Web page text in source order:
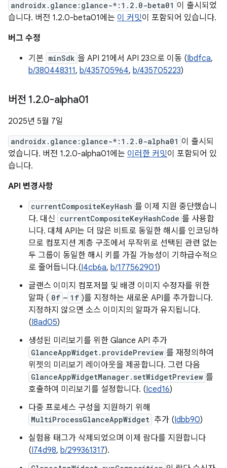
androidx.glance:glance-*:1.2.0-beta01 이 출시되었
습니다. 버전 1.2.0-beta01에는 이 커밋이 포함되어 있습니다.
버그 수정
기본 minSdk 을 API 21에서 API 23으로 이동 (Ibdfca,
b/380448311, b/435705964, b/435705223)
버전 1.2.0-alpha01
2025년 5월 7일
androidx.glance:glance-*:1.2.0-alpha01 이 출시되
었습니다. 버전 1.2.0-alpha01에는 이러한 커밋이 포함되어 있
습니다.
API 변경사항
currentCompositeKeyHash 를 이제 지원 중단했습니
다. 대신 currentCompositeKeyHashCode 를 사용합
니다. 대체 API는 더 많은 비트로 동일한 해시를 인코딩하
므로 컴포지션 계층 구조에서 무작위로 선택된 관련 없는
두 그룹이 동일한 해시 키를 가질 가능성이 기하급수적으
로 줄어듭니다.(I4cb6a, b/177562901)
글랜스 이미지 컴포저블 및 배경 이미지 수정자를 위한
알파 ( 0f ~ 1f )를 지정하는 새로운 API를 추가합니다.
지정하지 않으면 소스 이미지의 알파가 유지됩니다.
(I8ad05)
생성된 미리보기를 위한 Glance API 추가
GlanceAppWidget.providePreview 를 재정의하여
위젯의 미리보기 레이아웃을 제공합니다. 그런 다음
GlanceAppWidgetManager.setWidgetPreview 를
호출하여 미리보기를 설정합니다. (Iced16)
다중 프로세스 구성을 지원하기 위해
MultiProcessGlanceAppWidget 추가 (Idbb90)
실험용 태그가 삭제되었으며 이제 람다를 지원합니다
(I74d98, b/299361317).